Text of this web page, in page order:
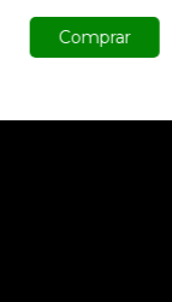
Comprar